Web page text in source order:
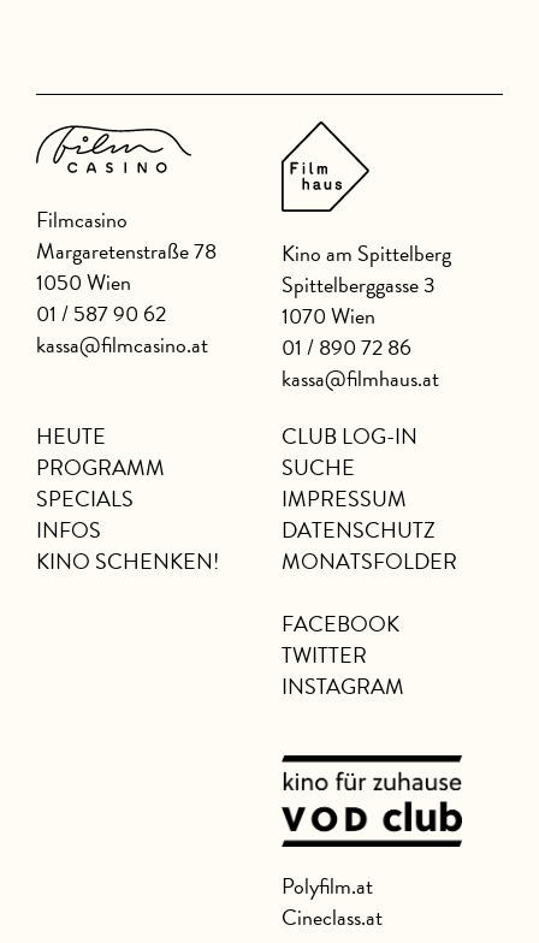
Filmcasino
Margaretenstraße 78
1050 Wien
01 / 587 90 62
kassa@filmcasino.at
Kino am Spittelberg
Spittelberggasse 3
1070 Wien
01 / 890 72 86
kassa@filmhaus.at
HEUTE
PROGRAMM
SPECIALS
INFOS
KINO SCHENKEN!
CLUB LOG-IN
SUCHE
IMPRESSUM
DATENSCHUTZ
MONATSFOLDER
FACEBOOK
TWITTER
INSTAGRAM
Polyfilm.at
Cineclass.at